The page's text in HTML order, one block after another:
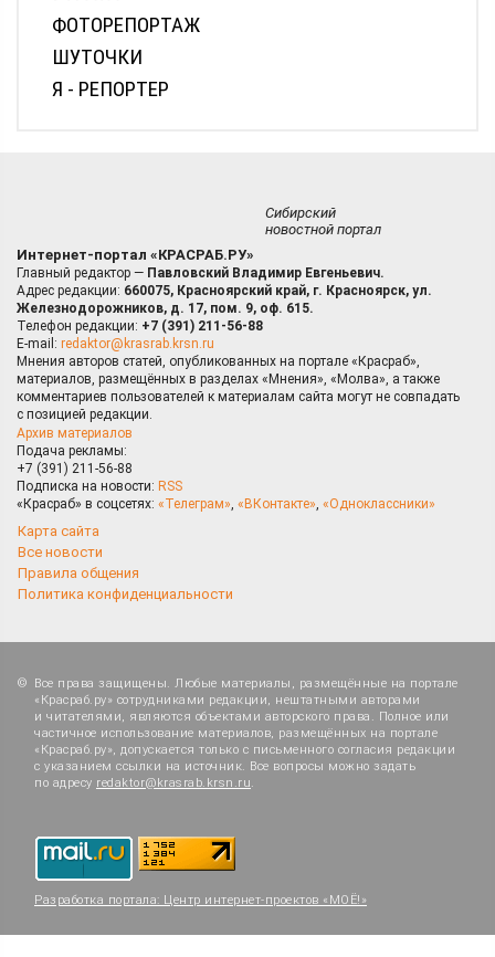
ФОТОРЕПОРТАЖ
ШУТОЧКИ
Я - РЕПОРТЕР
Сибирский
новостной портал
Интернет-портал «КРАСРАБ.РУ»
Главный редактор — Павловский Владимир Евгеньевич.
Адрес редакции: 660075, Красноярский край, г. Красноярск, ул.
Железнодорожников, д. 17, пом. 9, оф. 615.
Телефон редакции: +7 (391) 211-56-88
E-mail: redaktor@krasrab.krsn.ru
Мнения авторов статей, опубликованных на портале «Красраб»,
материалов, размещённых в разделах «Мнения», «Молва», а также
комментариев пользователей к материалам сайта могут не совпадать
с позицией редакции.
Архив материалов
Подача рекламы:
+7 (391) 211-56-88
Подписка на новости: RSS
«Красраб» в соцсетях: «Телеграм», «ВКонтакте», «Одноклассники»
Карта сайта
Все новости
Правила общения
Политика конфиденциальности
Все права защищены. Любые материалы, размещённые на портале
«Красраб.ру» сотрудниками редакции, нештатными авторами
и читателями, являются объектами авторского права. Полное или
частичное использование материалов, размещённых на портале
«Красраб.ру», допускается только с письменного согласия редакции
с указанием ссылки на источник. Все вопросы можно задать
по адресу redaktor@krasrab.krsn.ru.
Разработка портала: Центр интернет-проектов «МОЁ!»